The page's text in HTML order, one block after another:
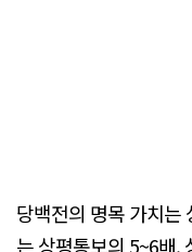
당백전의 명목 가치는
는 상평통보의 5~6배.